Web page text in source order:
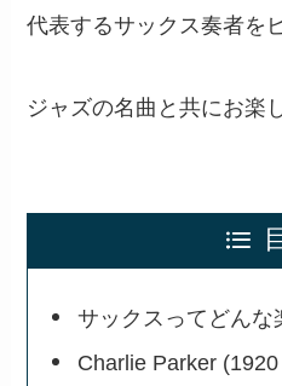
代表するサックス奏者を
ジャズの名曲と共にお楽
サックスってどんな
Charlie Parker